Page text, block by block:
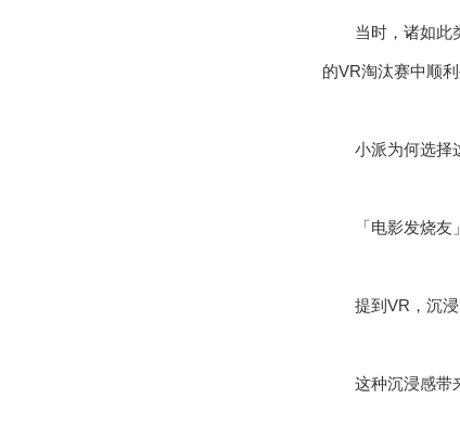
当时，诸如此
的VR淘汰赛中顺
小派为何选择
「电影发烧
提到VR，沉
这种沉浸感带